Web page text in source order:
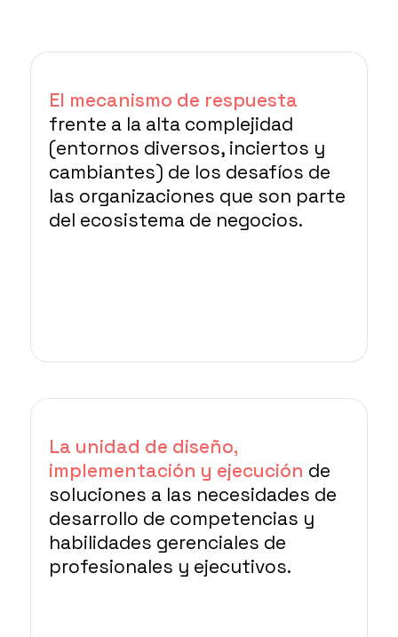
El mecanismo de respuesta
frente a la alta complejidad
(entornos diversos, inciertos y
cambiantes) de los desafíos de
las organizaciones que son parte
del ecosistema de negocios.
La unidad de diseño,
implementación y ejecución de
soluciones a las necesidades de
desarrollo de competencias y
habilidades gerenciales de
profesionales y ejecutivos.